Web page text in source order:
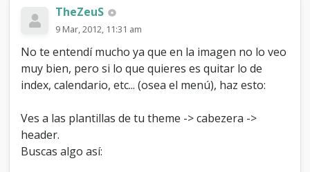
TheZeuS
9 Mar, 2012, 11:31 am
No te entendí mucho ya que en la imagen no lo veo
muy bien, pero si lo que quieres es quitar lo de
index, calendario, etc... (osea el menú), haz esto:
Ves a las plantillas de tu theme -> cabezera ->
header.
Buscas algo así: